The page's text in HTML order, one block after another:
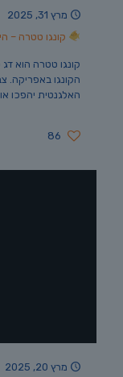
מרץ 31, 2025
קונגו טטרה –
קונגו טטרה הוא
הקונגו באפריקה.
האלגנטית יהפכו
86
מרץ 20, 2025